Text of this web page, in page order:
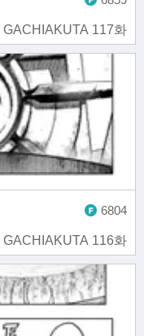
GACHIAKUTA 117화
GACHIAKUTA 116화
6804